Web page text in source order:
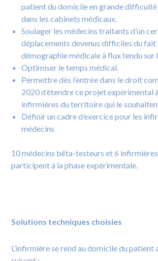
patient du domicile en grande
dans les cabinets médicaux.
Soulager les médecins traitants d’un
déplacements devenus difficiles du fait
démographie médicale à flux tendu
Optimiser le temps médical.
Permettre dès l’entrée dans le droit
2020 d’étendre ce projet expérimental
infirmières du territoire qui le
Définir un cadre d’exercice pour les
médecins
10 médecins bêta-testeurs et 6
participent à la phase expérimentale.
Solutions techniques choisies
L’infirmière se rend au domicile du patient